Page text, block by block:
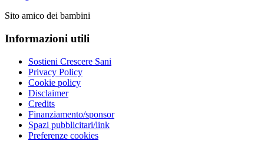
Sito amico dei bambini
Informazioni utili
Sostieni Crescere Sani
Privacy Policy
Cookie policy
Disclaimer
Credits
Finanziamento/sponsor
Spazi pubblicitari/link
Preferenze cookies